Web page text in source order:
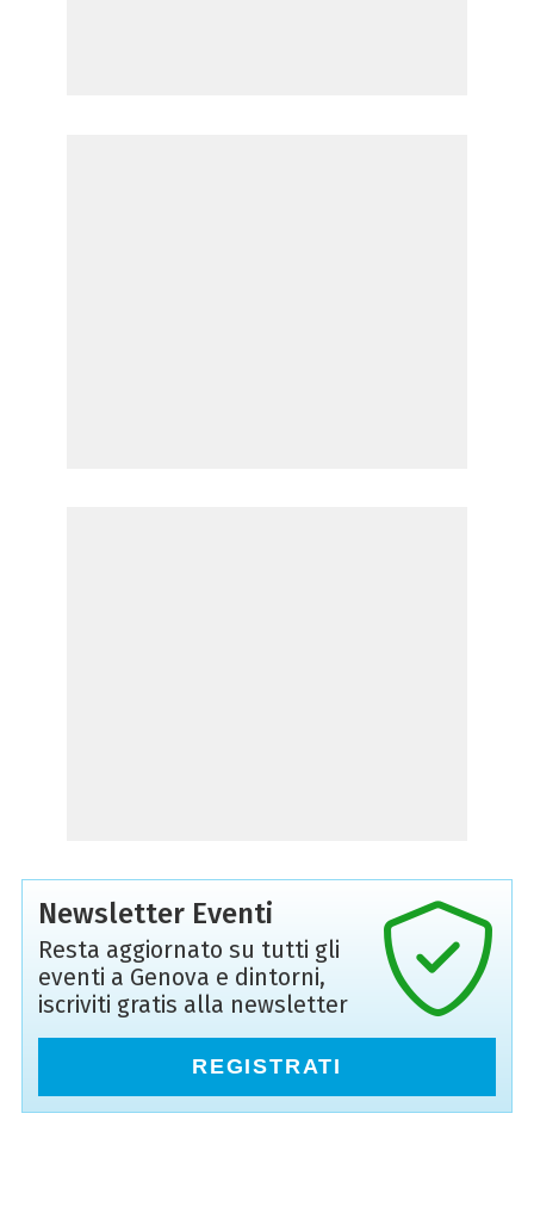
Newsletter Eventi
Resta aggiornato su tutti gli
eventi a Genova e dintorni,
iscriviti gratis alla newsletter
REGISTRATI